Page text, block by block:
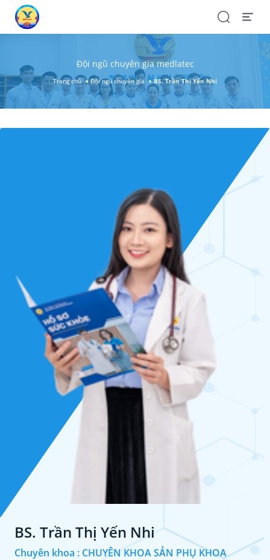
SearchOpen
Đội ngũ chuyên gia medlatec
Trang chủ Đội ngũ chuyên gia BS. Trần Thị Yến Nhi
BS. Trần Thị Yến Nhi
Chuyên khoa : CHUYÊN KHOA SẢN PHỤ KHOA